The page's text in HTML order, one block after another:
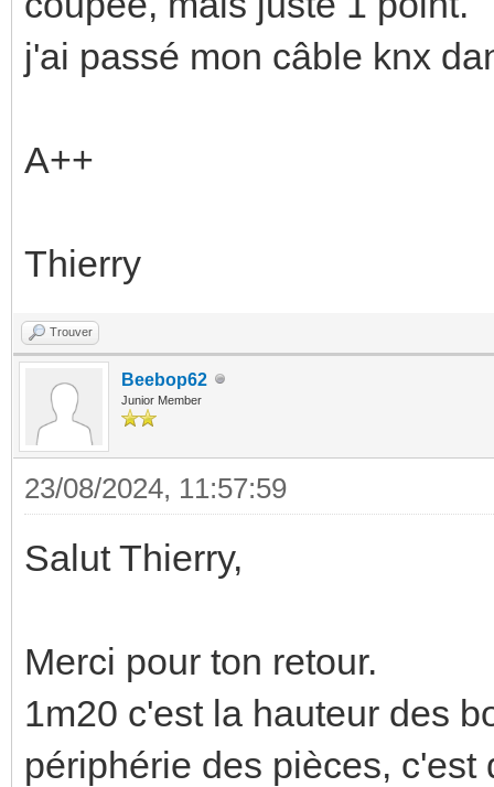
j'ai passé mon câble knx
A++
Thierry
Trouver
Beebop62
Junior Member
23/08/2024, 11:57:59
Salut Thierry,
Merci pour ton retour.
1m20 c'est la hauteur des
périphérie des pièces,